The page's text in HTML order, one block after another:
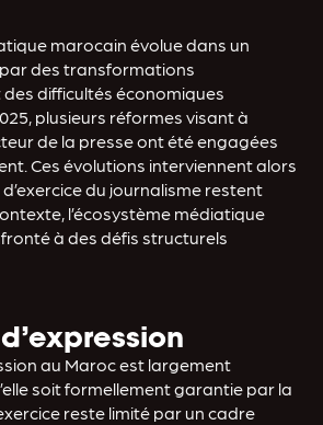
marocain évolue dans un
des transformations
difficultés économiques
plusieurs réformes visant à
de la presse ont été engagées
Ces évolutions interviennent alors
du journalisme restent
l’écosystème médiatique
à des défis structurels
au Maroc est largement
soit formellement garantie par la
reste limité par un cadre